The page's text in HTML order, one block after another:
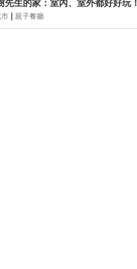
先生的家：室內、室外都好好玩！
親子餐廳